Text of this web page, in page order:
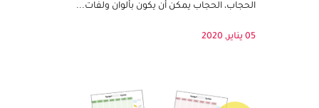
عدد أكبر من المطابقة بوقت أقصر. الهدف غير